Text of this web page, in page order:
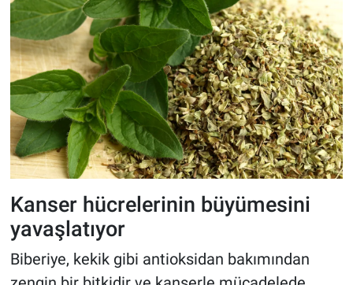
Kanser hücrelerinin büyümesini
yavaşlatıyor
Biberiye, kekik gibi antioksidan bakımından